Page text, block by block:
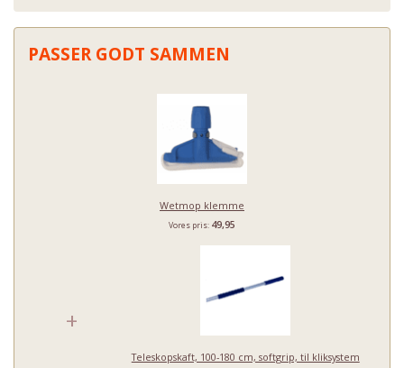
PASSER GODT SAMMEN
Wetmop klemme
Vores pris: 49,95
+
Teleskopskaft, 100-180 cm, softgrip, til kliksystem